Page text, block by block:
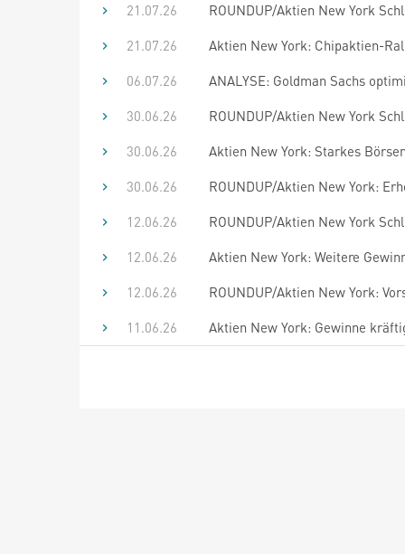
21.07.26
ROUNDUP/Aktien New York
21.07.26
Aktien New York: Chipaktien-
06.07.26
ANALYSE: Goldman Sachs
30.06.26
ROUNDUP/Aktien New York
30.06.26
Aktien New York: Starkes
30.06.26
ROUNDUP/Aktien New York:
12.06.26
ROUNDUP/Aktien New York
12.06.26
Aktien New York: Weitere
12.06.26
ROUNDUP/Aktien New York:
11.06.26
Aktien New York: Gewinne